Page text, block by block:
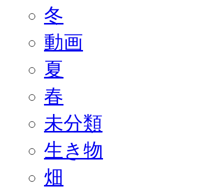
冬
動画
夏
春
未分類
生き物
畑